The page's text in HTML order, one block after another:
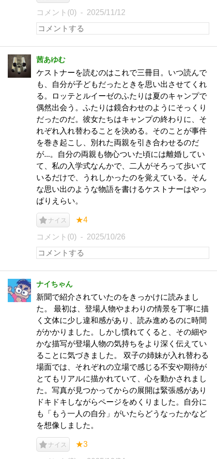
コメント(0) 2025/11/12
茜あゆむ
ケストナーを読むのはこれで三冊目。いつ読んで
も、自分が子どもだったときを思い出させてくれ
る。ロッテとルイーゼのふたりは夏のキャンプで
偶然出会う。ふたりは鏡合わせのようにそっくり
だったのだ。彼女たちはキャンプの終わりに、そ
れぞれ入れ替わることを決める。そのことが事件
を巻き起こし、別れた両親を引き合わせるのだ
が...。自分の両親も物心ついた頃には離婚してい
て、私の入学式なんかで、二人がそろって歩いて
いるだけで、うれしかったのを覚えている。そん
な思い出のような物語を書けるケストナーはやっ
ぱりえらい。
ナイス ★4
コメント(0) 2025/10/26
ナイちゃん
新聞で紹介されていたのをきっかけに読みまし
た。 最初は、登場人物やまわりの情景を丁寧に描
く文体に少し違和感があり、読み進めるのに時間
がかかりました。しかし慣れてくると、その細や
かな描写が登場人物の気持ちをより深く伝えてい
ることに気づきました。 双子の姉妹が入れ替わる
場面では、それぞれの立場で感じる不安や期待が
とてもリアルに描かれていて、心を動かされまし
た。写真が見つかってからの展開は緊張感があり
ドキドキしながらページをめくりました。自分に
も「もう一人の自分」がいたらどうなったかなど
を想像しました。
ナイス ★3